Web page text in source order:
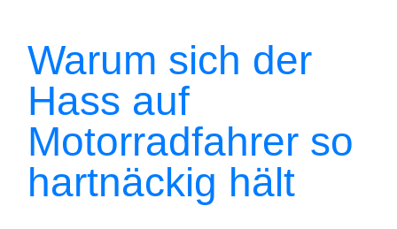
Warum sich der
Hass auf
Motorradfahrer so
hartnäckig hält